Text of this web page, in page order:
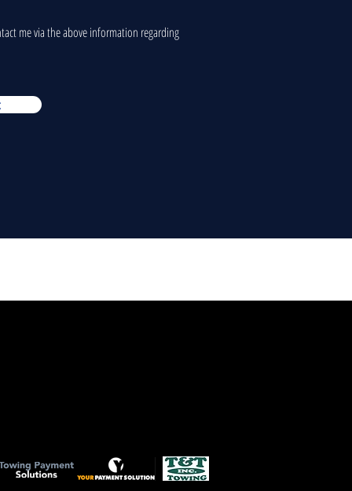
me via the above information regarding